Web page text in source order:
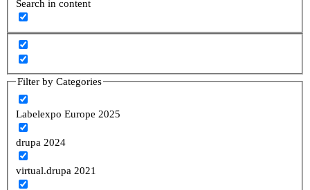
Search in content
Filter by Categories
Labelexpo Europe 2025
drupa 2024
virtual.drupa 2021